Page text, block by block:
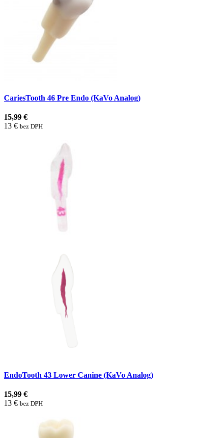
CariesTooth 46 Pre Endo (KaVo Analog)
15,99 €
13 € bez DPH
EndoTooth 43 Lower Canine (KaVo Analog)
15,99 €
13 € bez DPH